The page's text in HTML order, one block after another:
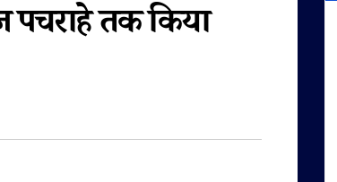
तक किया